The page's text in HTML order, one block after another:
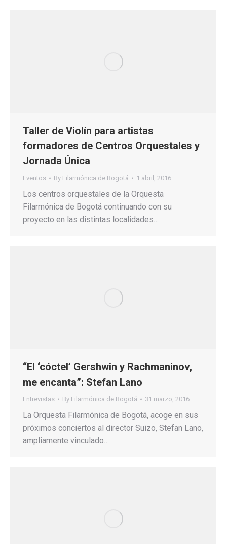
Taller de Violín para artistas
formadores de Centros Orquestales y
Jornada Única
Eventos By Filarmónica de Bogotá 1 abril, 2016
Los centros orquestales de la Orquesta
Filarmónica de Bogotá continuando con su
proyecto en las distintas localidades…
“El ‘cóctel’ Gershwin y Rachmaninov,
me encanta”: Stefan Lano
Entrevistas By Filarmónica de Bogotá 31 marzo, 2016
La Orquesta Filarmónica de Bogotá, acoge en sus
próximos conciertos al director Suizo, Stefan Lano,
ampliamente vinculado…